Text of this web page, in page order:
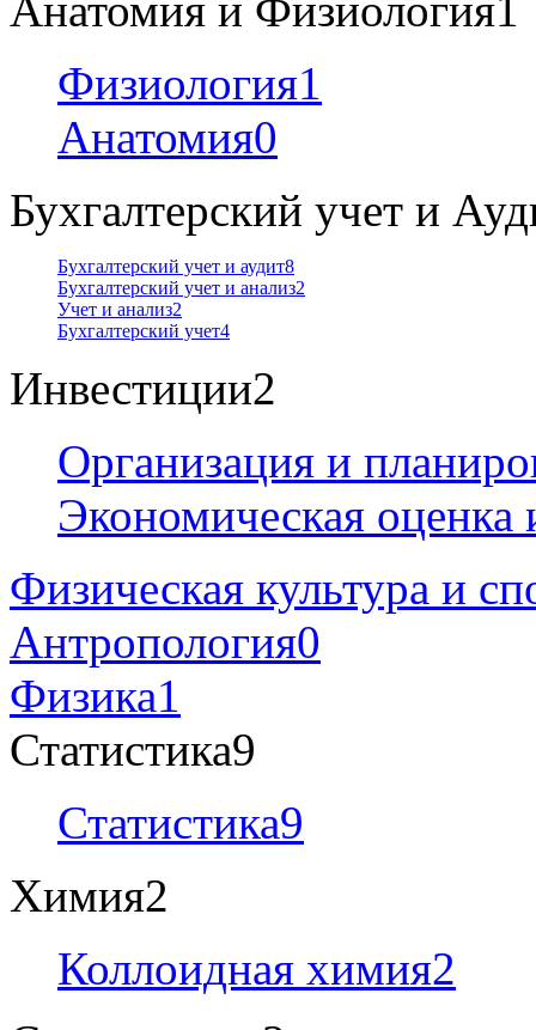
Анатомия и Физиология1
Физиология1
Анатомия0
Бухгалтерский учет и
Бухгалтерский учет и аудит8
Бухгалтерский учет и анализ2
Учет и анализ2
Бухгалтерский учет4
Инвестиции2
Организация и
Экономическая оценка
Физическая культура и
Антропология0
Физика1
Статистика9
Статистика9
Химия2
Коллоидная химия2